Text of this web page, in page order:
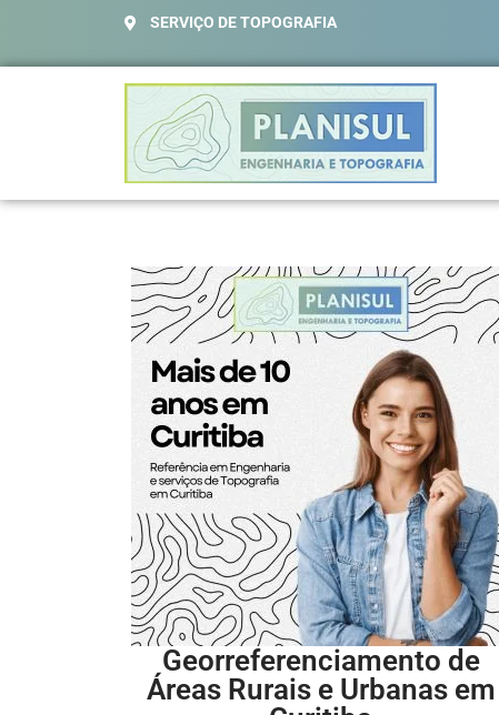
SERVIÇO DE TOPOGRAFIA
Georreferenciamento de
Áreas Rurais e Urbanas em